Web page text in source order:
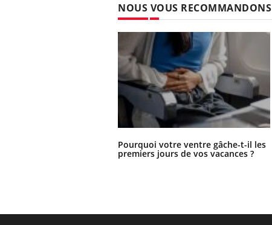
NOUS VOUS RECOMMANDONS
Pourquoi votre ventre gâche-t-il les
premiers jours de vos vacances ?